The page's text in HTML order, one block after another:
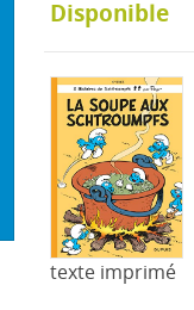
Disponible
texte imprimé